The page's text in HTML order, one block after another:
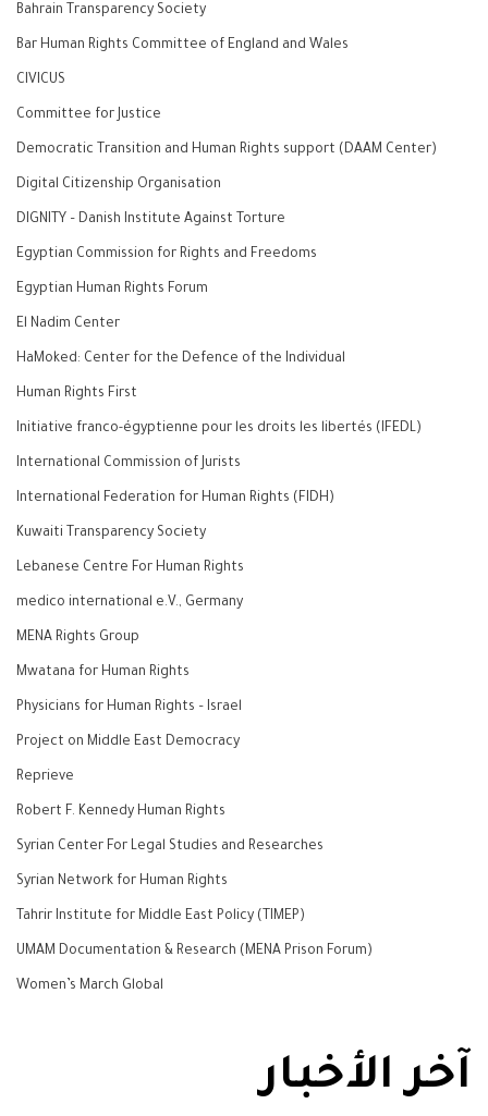
Bahrain Transparency Society
Bar Human Rights Committee of England and Wales
CIVICUS
Committee for Justice
Democratic Transition and Human Rights support (DAAM Center)
Digital Citizenship Organisation
DIGNITY – Danish Institute Against Torture
Egyptian Commission for Rights and Freedoms
Egyptian Human Rights Forum
El Nadim Center
HaMoked: Center for the Defence of the Individual
Human Rights First
Initiative franco-égyptienne pour les droits les libertés (IFEDL)
International Commission of Jurists
International Federation for Human Rights (FIDH)
Kuwaiti Transparency Society
Lebanese Centre For Human Rights
medico international e.V., Germany
MENA Rights Group
Mwatana for Human Rights
Physicians for Human Rights – Israel
Project on Middle East Democracy
Reprieve
Robert F. Kennedy Human Rights
Syrian Center For Legal Studies and Researches
Syrian Network for Human Rights
Tahrir Institute for Middle East Policy (TIMEP)
UMAM Documentation & Research (MENA Prison Forum)
Women’s March Global
آخر الأخبار